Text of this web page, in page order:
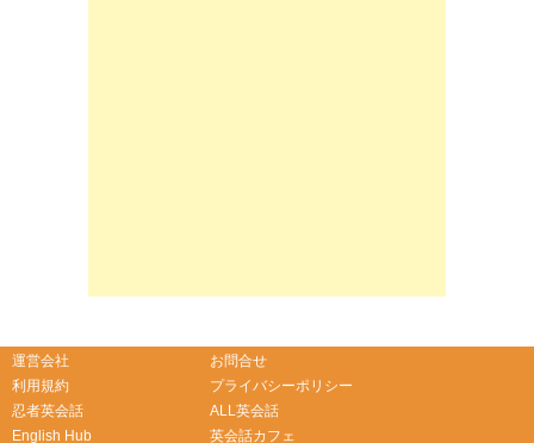
運営会社
お問合せ
利用規約
プライバシーポリシー
忍者英会話
ALL英会話
English Hub
英会話カフェ